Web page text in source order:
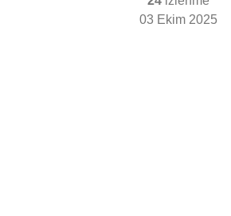
03 Ekim 2025